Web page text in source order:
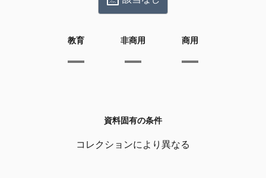
教育 非商用 商用
資料固有の条件
コレクションにより異なる